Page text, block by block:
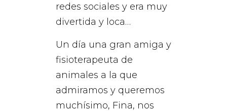
redes sociales y era muy
divertida y loca…
Un día una gran amiga y
fisioterapeuta de
animales a la que
admiramos y queremos
muchísimo, Fina, nos